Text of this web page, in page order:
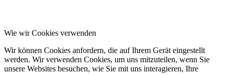
Wie wir Cookies verwenden
Wir können Cookies anfordern, die auf Ihrem Gerät eingestellt
werden. Wir verwenden Cookies, um uns mitzuteilen, wenn Sie
unsere Websites besuchen, wie Sie mit uns interagieren, Ihre